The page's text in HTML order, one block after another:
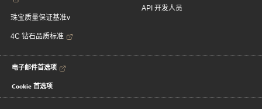
珠宝质量保证基准v
4C 钻石品质标准
API 开发人员
电子邮件首选项
Cookie 首选项